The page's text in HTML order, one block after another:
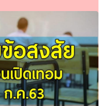
11 สกศ.ว่าง 1 ตำแหน่ง